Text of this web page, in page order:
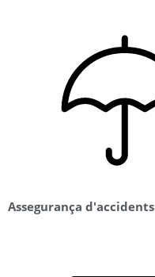
Assegurança d'accidents